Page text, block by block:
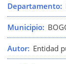
Departamento
Municipio
Autor Entidad